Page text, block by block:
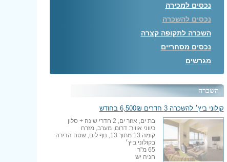
נכסים למכירה
נכסים להשכרה
השכרה לתקופה קצרה
נכסים מסחריים
מגרשים
השכרה
קולוני ביץ׳ להשכרה 3 חדרים 6,500₪ בחודש
בת ים, אזור ים, 2 חדרי שינה + סלון
כיווני אוויר: דרום, מערב, מזרח
קומה 13 מתוך 13, נוף לים, שטח הדירה
בקולוני ביץ׳
65 מ"ר
חניה יש